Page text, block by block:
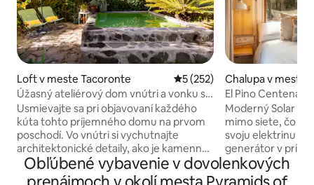
Loft v meste Tacoronte Priemerné ohodnotenie 5 z
5 (252)
Úžasný ateliérový dom vnútri a vonku s
terasou a minidomom
Usmievajte sa pri objavovaní každého
kúta tohto príjemného domu na prvom
poschodí. Vo vnútri si vychutnajte
architektonické detaily, ako je kamenná
stena a drevený strop katedrály. Vďaka
našim solárnym panelom je viac ako 70%
Chalupa v meste
a
El Pino
Moderný Solar
mimo siete, čo
svoju elektrinu zo
generátor v
zrekonštruovaná
Národným
Obľúbené vybavenie v dovolenkových